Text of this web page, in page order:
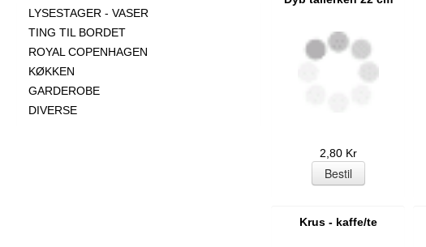
LYSESTAGER - VASER
TING TIL BORDET
ROYAL COPENHAGEN
KØKKEN
GARDEROBE
DIVERSE
2,80 Kr
Krus - kaffe/te